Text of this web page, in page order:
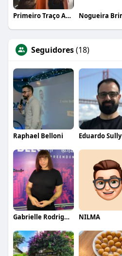
Primeiro Traço Arquitetura
Seguidores(18)
Raphael Belloni Eduardo Sully
Gabrielle Rodrigues NILMA